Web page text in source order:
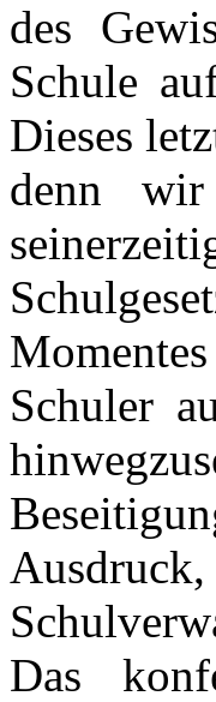
des
Schule
Dieses
denn
Schuler
Das